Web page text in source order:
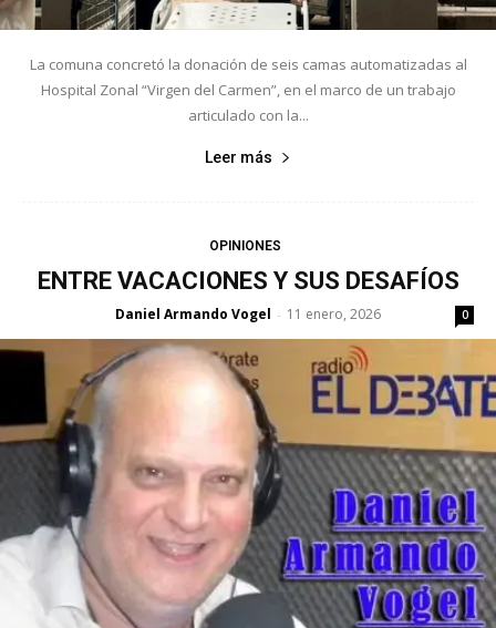
La comuna concretó la donación de seis camas automatizadas al
Hospital Zonal “Virgen del Carmen”, en el marco de un trabajo
articulado con la...
Leer más
OPINIONES
ENTRE VACACIONES Y SUS DESAFÍOS
Daniel Armando Vogel - 11 enero, 2026 0